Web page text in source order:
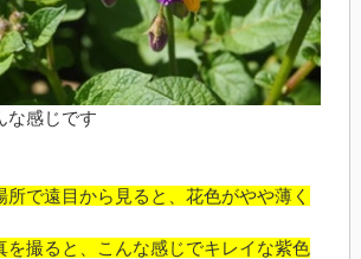
な感じです
所で遠目から見ると、花色がやや薄く
を撮ると、こんな感じでキレイな紫色